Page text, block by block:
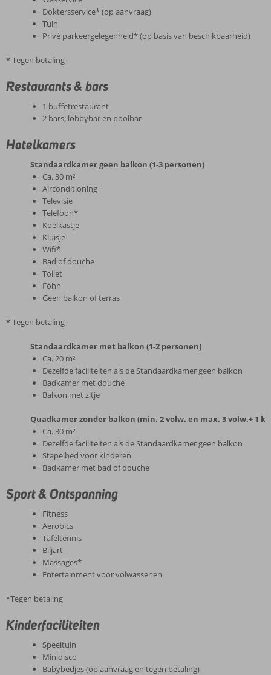
Doktersservice* (op aanvraag)
Tuin
Privé parkeergelegenheid* (op basis van beschikbaarheid)
* Tegen betaling
Restaurants & bars
1 buffetrestaurant
2 bars; lobbybar en poolbar
Hotelkamers
Standaardkamer geen balkon (1-3 personen)
Ca. 30 m²
Airconditioning
Televisie
Telefoon*
Koelkastje
Kluisje
Wifi*
Bad of douche
Toilet
Föhn
Geen balkon of terras
* Tegen betaling
Standaardkamer met balkon (1-2 personen)
Ca. 20 m²
Dezelfde faciliteiten als de Standaardkamer geen balkon
Badkamer met douche
Balkon met zitje
Quadkamer zonder balkon (min. 2 volw. en max. 3 volw.+ 1
Ca. 30 m²
Dezelfde faciliteiten als de Standaardkamer geen balkon
Stapelbed voor kinderen
Badkamer met bad of douche
Sport & Ontspanning
Fitness
Aerobics
Tafeltennis
Biljart
Massages*
Entertainment voor volwassenen
*Tegen betaling
Kinderfaciliteiten
Speeltuin
Minidisco
Babybedjes (op aanvraag en tegen betaling)